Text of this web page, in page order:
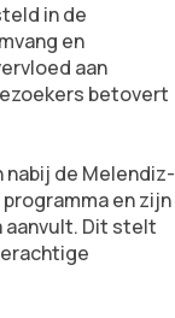
in de
en
aan
betovert
nabij de Melendiz-
en zijn
aanvult. Dit stelt